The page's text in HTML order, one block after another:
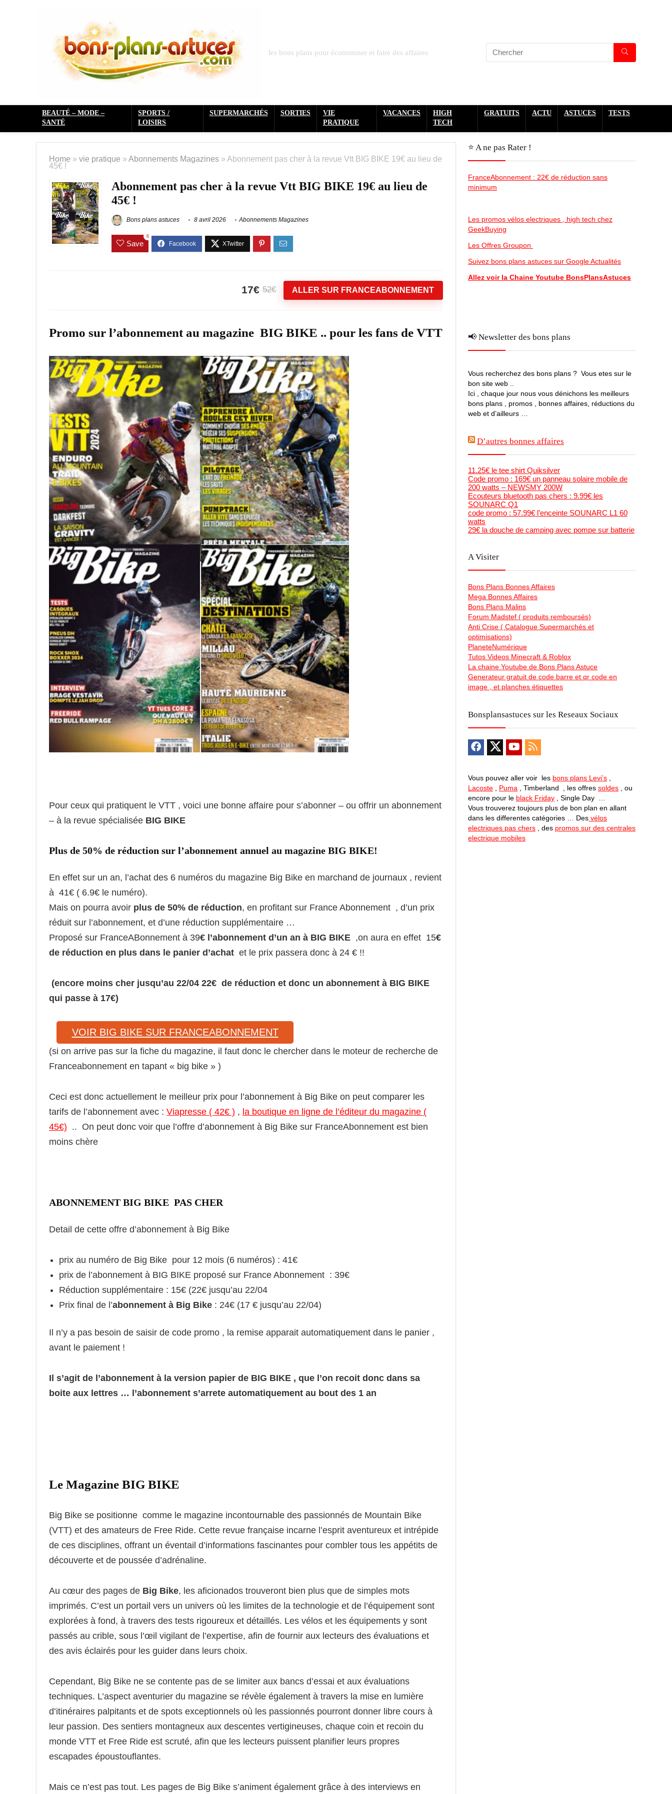
les bons plans pour économiser et faire des affaires
BEAUTÉ – MODE –
SANTÉ
SPORTS /
LOISIRS
SUPERMARCHÉS SORTIES
VIE
PRATIQUE
VACANCES
HIGH
TECH
GRATUITS ACTU ASTUCES TESTS
Home » vie pratique » Abonnements Magazines » Abonnement pas cher à la revue Vtt BIG BIKE 19€ au lieu de
45€ !
Abonnement pas cher à la revue Vtt BIG BIKE 19€ au lieu de
45€ !
Bons plans astuces 8 avril 2026 Abonnements Magazines
Save
6
17€ 52€ ALLER SUR FRANCEABONNEMENT
Promo sur l’abonnement au magazine BIG BIKE .. pour les fans de VTT
Pour ceux qui pratiquent le VTT , voici une bonne affaire pour s’abonner – ou offrir un abonnement
– à la revue spécialisée BIG BIKE
Plus de 50% de réduction sur l’abonnement annuel au magazine BIG BIKE!
En effet sur un an, l’achat des 6 numéros du magazine Big Bike en marchand de journaux , revient
à 41€ ( 6.9€ le numéro).
Mais on pourra avoir plus de 50% de réduction, en profitant sur France Abonnement , d’un prix
réduit sur l’abonnement, et d’une réduction supplémentaire …
Proposé sur FranceABonnement à 39€ l’abonnement d’un an à BIG BIKE ,on aura en effet 15€
de réduction en plus dans le panier d’achat et le prix passera donc à 24 € !!
(encore moins cher jusqu’au 22/04 22€ de réduction et donc un abonnement à BIG BIKE
qui passe à 17€)
VOIR BIG BIKE SUR FRANCEABONNEMENT
(si on arrive pas sur la fiche du magazine, il faut donc le chercher dans le moteur de recherche de
Franceabonnement en tapant « big bike » )
Ceci est donc actuellement le meilleur prix pour l’abonnement à Big Bike on peut comparer les
tarifs de l’abonnement avec : Viapresse ( 42€ ) , la boutique en ligne de l’éditeur du magazine (
45€) .. On peut donc voir que l’offre d’abonnement à Big Bike sur FranceAbonnement est bien
moins chère
ABONNEMENT BIG BIKE PAS CHER
Detail de cette offre d’abonnement à Big Bike
prix au numéro de Big Bike pour 12 mois (6 numéros) : 41€
prix de l’abonnement à BIG BIKE proposé sur France Abonnement : 39€
Réduction supplémentaire : 15€ (22€ jusqu’au 22/04
Prix final de l’abonnement à Big Bike : 24€ (17 € jusqu’au 22/04)
Il n’y a pas besoin de saisir de code promo , la remise apparait automatiquement dans le panier ,
avant le paiement !
Il s’agit de l’abonnement à la version papier de BIG BIKE , que l’on recoit donc dans sa
boite aux lettres … l’abonnement s’arrete automatiquement au bout des 1 an
Le Magazine BIG BIKE
Big Bike se positionne comme le magazine incontournable des passionnés de Mountain Bike
(VTT) et des amateurs de Free Ride. Cette revue française incarne l’esprit aventureux et intrépide
de ces disciplines, offrant un éventail d’informations fascinantes pour combler tous les appétits de
découverte et de poussée d’adrénaline.
Au cœur des pages de Big Bike, les aficionados trouveront bien plus que de simples mots
imprimés. C’est un portail vers un univers où les limites de la technologie et de l’équipement sont
explorées à fond, à travers des tests rigoureux et détaillés. Les vélos et les équipements y sont
passés au crible, sous l’œil vigilant de l’expertise, afin de fournir aux lecteurs des évaluations et
des avis éclairés pour les guider dans leurs choix.
Cependant, Big Bike ne se contente pas de se limiter aux bancs d’essai et aux évaluations
techniques. L’aspect aventurier du magazine se révèle également à travers la mise en lumière
d’itinéraires palpitants et de spots exceptionnels où les passionnés pourront donner libre cours à
leur passion. Des sentiers montagneux aux descentes vertigineuses, chaque coin et recoin du
monde VTT et Free Ride est scruté, afin que les lecteurs puissent planifier leurs propres
escapades époustouflantes.
Mais ce n’est pas tout. Les pages de Big Bike s’animent également grâce à des interviews en
⭐️ A ne pas Rater !
FranceAbonnement : 22€ de réduction sans
minimum
Les promos vélos electriques , high tech chez
GeekBuying
Les Offres Groupon
Suivez bons plans astuces sur Google Actualités
Allez voir la Chaine Youtube BonsPlansAstuces
📢 Newsletter des bons plans
Vous recherchez des bons plans ? Vous etes sur le
bon site web ..
Ici , chaque jour nous vous dénichons les meilleurs
bons plans , promos , bonnes affaires, réductions du
web et d’ailleurs …
D’autres bonnes affaires
11.25€ le tee shirt Quiksilver
Code promo : 169€ un panneau solaire mobile de
200 watts – NEWSMY 200W
Ecouteurs bluetooth pas chers : 9.99€ les
SOUNARC Q1
code promo : 57.99€ l’enceinte SOUNARC L1 60
watts
29€ la douche de camping avec pompe sur batterie
A Visiter
Bons Plans Bonnes Affaires
Mega Bonnes Affaires
Bons Plans Malins
Forum Madstef ( produits remboursés)
Anti Crise ( Catalogue Supermarchés et
optimisations)
PlaneteNumérique
Tutos Videos Minecraft & Roblox
La chaine Youtube de Bons Plans Astuce
Generateur gratuit de code barre et qr code en
image , et planches étiquettes
Bonsplansastuces sur les Reseaux Sociaux
Vous pouvez aller voir les bons plans Levi’s
Lacoste
Puma , Timberland , les offres soldes , ou
encore pour le black Friday , Single Day …
Vous trouverez toujours plus de bon plan en allant
dans les differentes catégories … Des vélos
electriques pas chers , des promos sur des centrales
electrique mobiles